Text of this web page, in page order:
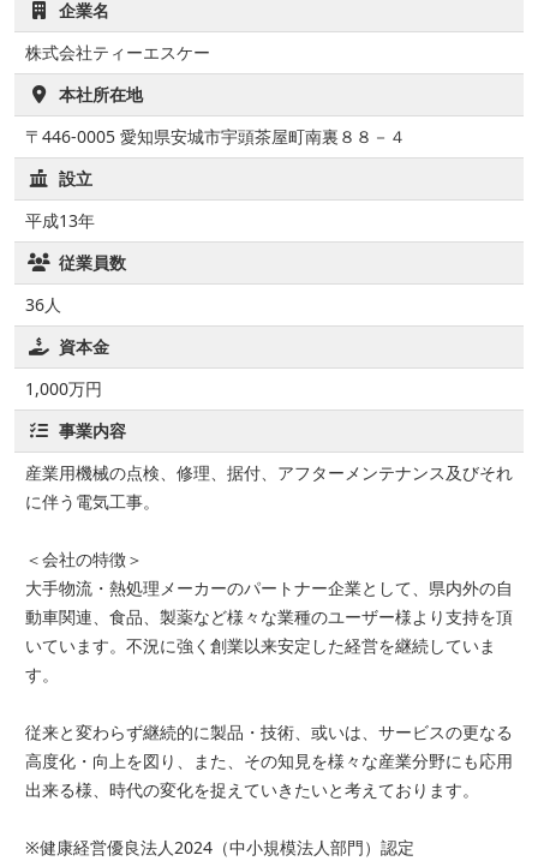
企業名
株式会社ティーエスケー
本社所在地
〒446-0005 愛知県安城市宇頭茶屋町南裏８８－４
設立
平成13年
従業員数
36人
資本金
1,000万円
事業内容
産業用機械の点検、修理、据付、アフターメンテナンス及びそれ
に伴う電気工事。
＜会社の特徴＞
大手物流・熱処理メーカーのパートナー企業として、県内外の自
動車関連、食品、製薬など様々な業種のユーザー様より支持を頂
いています。不況に強く創業以来安定した経営を継続していま
す。
従来と変わらず継続的に製品・技術、或いは、サービスの更なる
高度化・向上を図り、また、その知見を様々な産業分野にも応用
出来る様、時代の変化を捉えていきたいと考えております。
※健康経営優良法人2024（中小規模法人部門）認定